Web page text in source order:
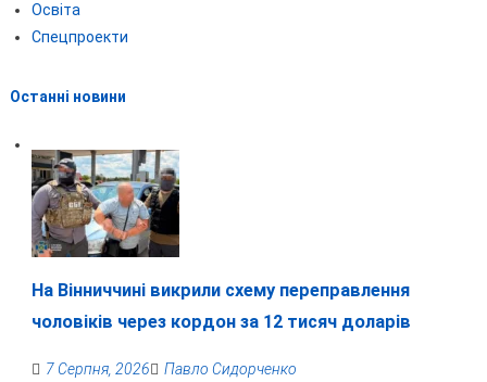
Освіта
Спецпроекти
Останні новини
На Вінниччині викрили схему переправлення
чоловіків через кордон за 12 тисяч доларів
7 Серпня, 2026 Павло Сидорченко